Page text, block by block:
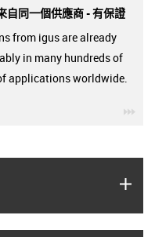
自同一個供應商 - 有保證
from igus are already
in many hundreds of
applications worldwide.